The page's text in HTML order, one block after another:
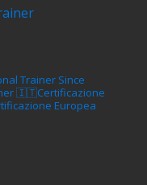
Trainer Since
🇮🇹Certificazione
Europea